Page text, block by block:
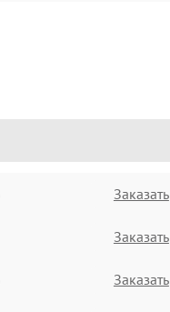
Заказать
Заказать
Заказать